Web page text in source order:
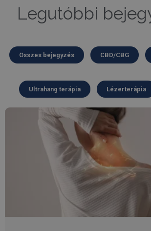
Legutóbbi
Összes bejegyzés CBD/CBG
Ultrahang terápia Lézerterápia